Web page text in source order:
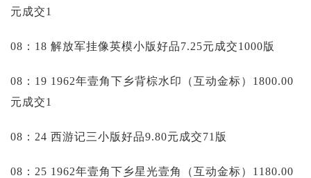
元成交1
08：18 解放军挂像英模小版好品7.25元成交1000版
08：19 1962年壹角下乡背棕水印（互动金标）1800.00
元成交1
08：24 西游记三小版好品9.80元成交71版
08：25 1962年壹角下乡星光壹角（互动金标）1180.00